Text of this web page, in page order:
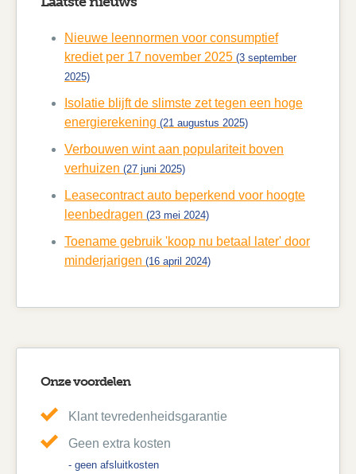
Nieuwe leennormen voor consumptief
krediet per 17 november 2025 (3 september
2025)
Isolatie blijft de slimste zet tegen een hoge
energierekening (21 augustus 2025)
Verbouwen wint aan populariteit boven
verhuizen (27 juni 2025)
Leasecontract auto beperkend voor hoogte
leenbedragen (23 mei 2024)
Toename gebruik 'koop nu betaal later' door
minderjarigen (16 april 2024)
Onze voordelen
Klant tevredenheidsgarantie
Geen extra kosten
- geen afsluitkosten